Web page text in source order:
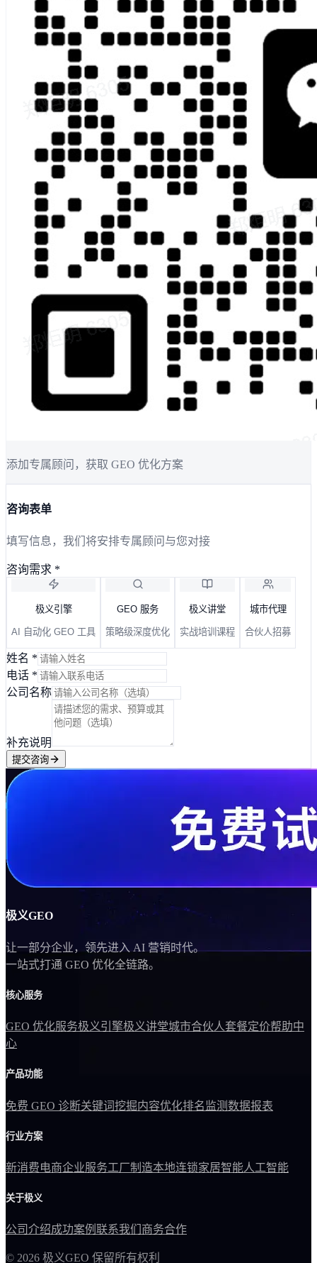
添加专属顾问，获取 GEO 优化方案
咨询表单
填写信息，我们将安排专属顾问与您对接
咨询需求 *
极义引擎
AI 自动化 GEO 工具
GEO 服务
策略级深度优化
极义讲堂
实战培训课程
城市代理
合伙人招募
姓名 *
电话 *
公司名称
补充说明
提交咨询
极义GEO
让一部分企业，领先进入 AI 营销时代。
一站式打通 GEO 优化全链路。
核心服务
GEO 优化服务极义引擎极义讲堂城市合伙人套餐定价帮助中
心
产品功能
免费 GEO 诊断关键词挖掘内容优化排名监测数据报表
行业方案
新消费电商企业服务工厂制造本地连锁家居智能人工智能
关于极义
公司介绍成功案例 联系我们 商务合作
© 2026 极义GEO 保留所有权利